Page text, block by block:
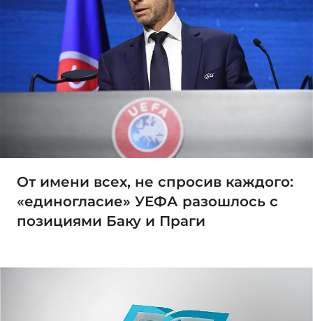
От имени всех, не спросив каждого:
«единогласие» УЕФА разошлось с
позициями Баку и Праги